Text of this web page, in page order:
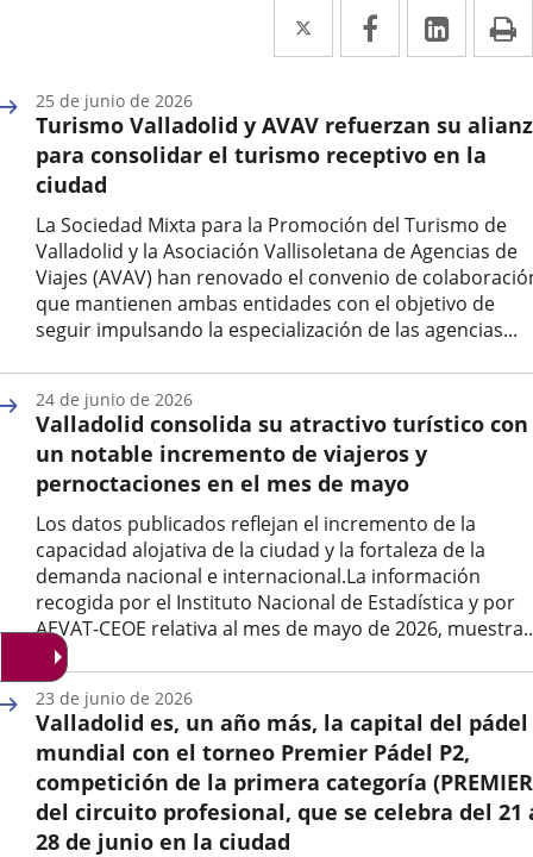
Twitter
Enlace
a
aplicación
externa.
Facebook
Enlace
a
aplicación
Enlace
a
Turismo Valladolid y AVAV refuerzan su
para consolidar el turismo receptivo en la
ciudad
La Sociedad Mixta para la Promoción del Turismo de
Valladolid y la Asociación Vallisoletana de Agencias de
Viajes (AVAV) han renovado el convenio de
que mantienen ambas entidades con el objetivo de
seguir impulsando la especialización de las agencias...
la
noticia
25 de junio de 2026
Valladolid consolida su atractivo turístico con
un notable incremento de viajeros y
pernoctaciones en el mes de mayo
Los datos publicados reflejan el incremento de la
capacidad alojativa de la ciudad y la fortaleza de la
demanda nacional e internacional.La información
recogida por el Instituto Nacional de Estadística y por
AEVAT-CEOE relativa al mes de mayo de 2026,
Fecha
de
la
noticia
24 de junio de 2026
Valladolid es, un año más, la capital del pádel
mundial con el torneo Premier Pádel P2,
competición de la primera categoría
del circuito profesional, que se celebra del 21
28 de junio en la ciudad
23 de junio de 2026